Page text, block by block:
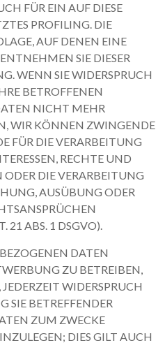
FÜR EIN AUF DIESE
PROFILING. DIE
AUF DENEN EINE
SIE DIESER
WENN SIE WIDERSPRUCH
BETROFFENEN
NICHT MEHR
WIR KÖNNEN ZWINGENDE
FÜR DIE VERARBEITUNG
RECHTE UND
DIE VERARBEITUNG
AUSÜBUNG ODER
21 ABS. 1 DSGVO).
DATEN
ZU BETREIBEN,
WIDERSPRUCH
SIE BETREFFENDER
ZUM ZWECKE
DIES GILT AUCH